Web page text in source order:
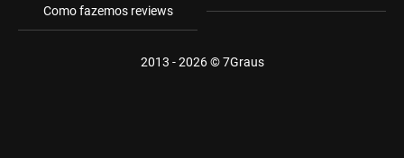
Como fazemos reviews
2013 - 2026 ©7Graus